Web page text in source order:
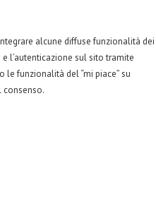
alcune diffuse funzionalità dei
l’autenticazione sul sito tramite
funzionalità del “mi piace” su
consenso.